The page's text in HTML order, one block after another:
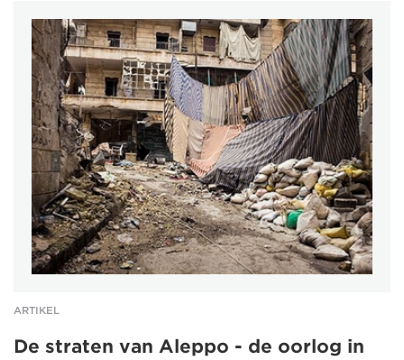
ARTIKEL
De straten van Aleppo - de oorlog in